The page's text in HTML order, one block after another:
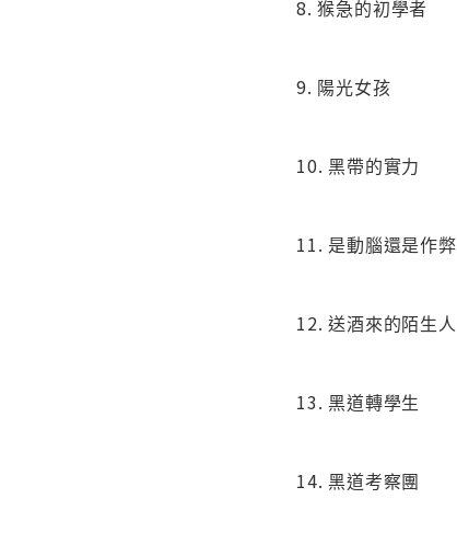
8. 猴急的初學者
9. 陽光女孩
10. 黑帶的實力
11. 是動腦還是作弊
12. 送酒來的陌生人
13. 黑道轉學生
14. 黑道考察團